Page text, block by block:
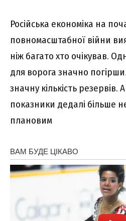
Російська економіка на
повномасштабної війни
ніж багато хто очікував.
для ворога значно
значну кількість резервів.
показники дедалі більше
плановим